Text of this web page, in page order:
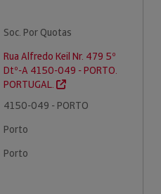
Soc. Por Quotas
Rua Alfredo Keil Nr. 479 5º
Dtº-A 4150-049 - PORTO.
PORTUGAL.
4150-049 - PORTO
Porto
Porto